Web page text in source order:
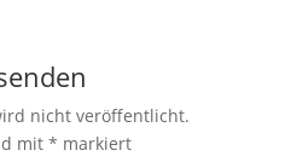
nicht veröffentlicht.
mit * markiert